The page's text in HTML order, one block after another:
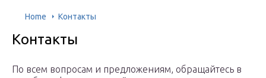
Home Контакты
Контакты
По всем вопросам и предложениям, обращайтесь в